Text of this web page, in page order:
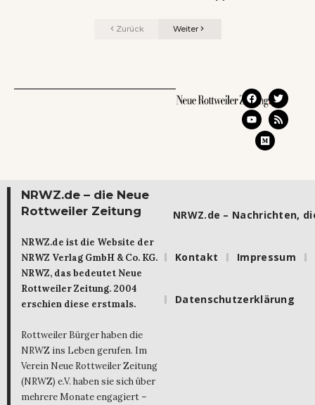
Zurück Weiter
NRWZ.de – die Neue
Rottweiler Zeitung
NRWZ.de ist die Website der
NRWZ Verlag GmbH & Co. KG.
NRWZ, das bedeutet Neue
Rottweiler Zeitung. 2004
erschien diese erstmals.
Rottweiler Bürger haben die
NRWZ ins Leben gerufen. Im
Verein Neue Rottweiler Zeitung
(NRWZ) e.V. haben sie sich über
mehrere Monate engagiert –
NRWZ.de – Nachrichten,
Kontakt Impressum
Datenschutzerklärung